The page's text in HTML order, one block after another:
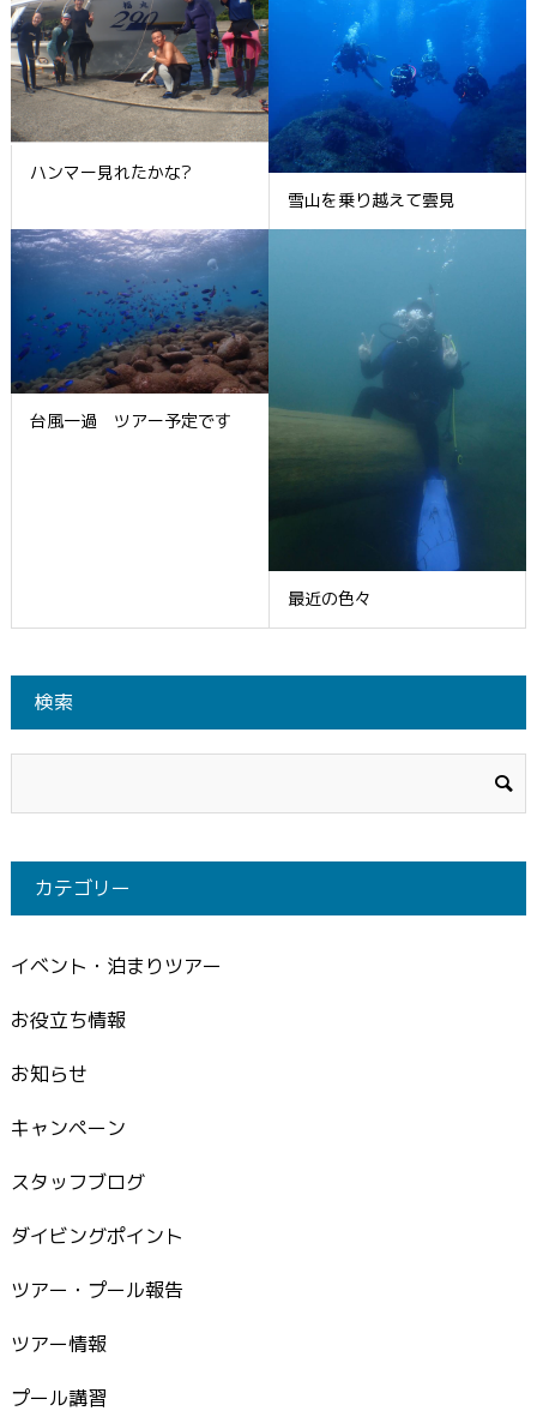
ハンマー見れたかな?
雪山を乗り越えて雲見
台風一過 ツアー予定です
最近の色々
検索
カテゴリー
イベント・泊まりツアー
お役立ち情報
お知らせ
キャンペーン
スタッフブログ
ダイビングポイント
ツアー・プール報告
ツアー情報
プール講習